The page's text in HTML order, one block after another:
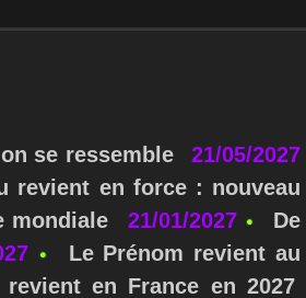
se ressemble
21/05/2027
revient en force : nouveau
mondiale 21/01/2027
De
Le Prénom revient au
en France en 2027